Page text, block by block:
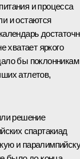
и процесса
и остаются
хватает яркого
бы поклонникам
атлетов,
решение
спартакиад
и